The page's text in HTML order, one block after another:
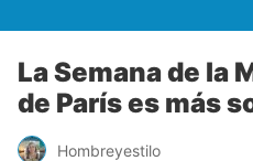
La Semana de la
de París es más
Hombreyestilo